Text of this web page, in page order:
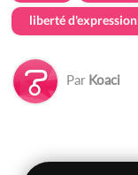
liberté d'expression
Par Koaci